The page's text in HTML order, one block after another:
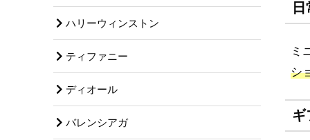
ミ
シ
ギ
ハリーウィンストン
ティファニー
ディオール
バレンシアガ